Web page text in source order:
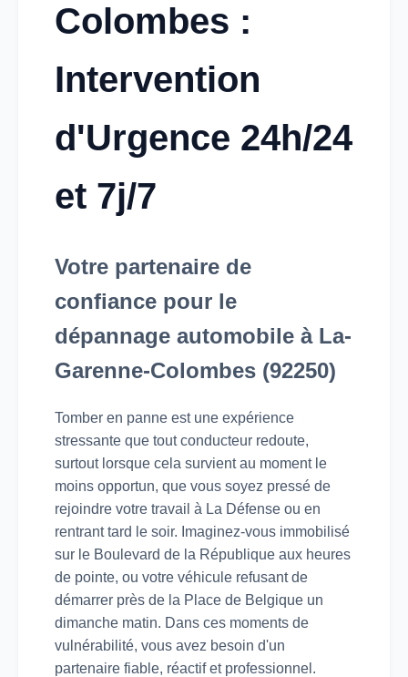
Colombes :
Intervention
d'Urgence 24h/24
et 7j/7
Votre partenaire de
confiance pour le
dépannage automobile à La-
Garenne-Colombes (92250)
Tomber en panne est une expérience
stressante que tout conducteur redoute,
surtout lorsque cela survient au moment le
moins opportun, que vous soyez pressé de
rejoindre votre travail à La Défense ou en
rentrant tard le soir. Imaginez-vous immobilisé
sur le Boulevard de la République aux heures
de pointe, ou votre véhicule refusant de
démarrer près de la Place de Belgique un
dimanche matin. Dans ces moments de
vulnérabilité, vous avez besoin d'un
partenaire fiable, réactif et professionnel.